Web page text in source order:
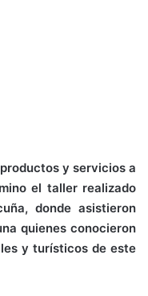
y servicios a
el taller realizado
donde asistieron
quienes conocieron
y turísticos de este